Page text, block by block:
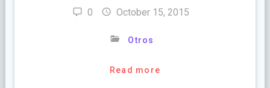
0 October 15, 2015
Otros
Read more